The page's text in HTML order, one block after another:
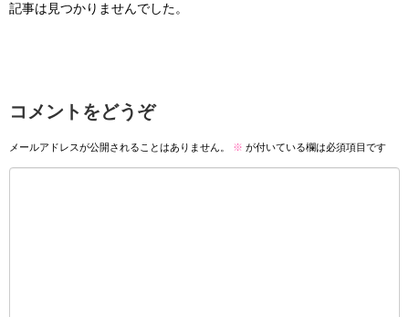
記事は見つかりませんでした。
コメントをどうぞ
メールアドレスが公開されることはありません。 ※ が付いている欄は必須項目です